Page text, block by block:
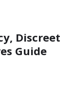
Discreet
Guide